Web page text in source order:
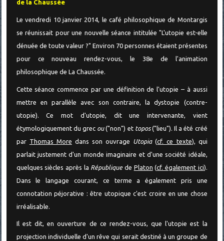
de la Chaussée
Le vendredi 10 janvier 2014, le café philosophique de Montargis
se réunissait pour une nouvelle séance intitulée "L'utopie est-elle
dénuée de toute valeur ?" Environ 70 personnes étaient présentes
pour ce nouveau rendez-vous, le 38e de l'animation
philosophique de La Chaussée.
Cette séance commence par une définition de l'utopie – à aussi
mettre en parallèle avec son contraire, la dystopie (contre-
utopie). Ce mot d'utopie, dit une intervenante, vient
étymologiquement du grec ou("non") et topos("lieu"). Il a été créé
par Thomas More dans son ouvrage Utopia(cf. ce texte), qui
parlait justement d'un monde imaginaire et d'une société idéale,
quelques siècles après la Républiquede Platon (cf. également ici).
Dans le langage courant, ce terme a également pris une
connotation péjorative : être utopique c'est croire en une chose
irréalisable.
Il est dit, en ouverture de ce rendez-vous, que l'utopie est la
projection individuelle d'un rêve qui serait destiné à un groupe de